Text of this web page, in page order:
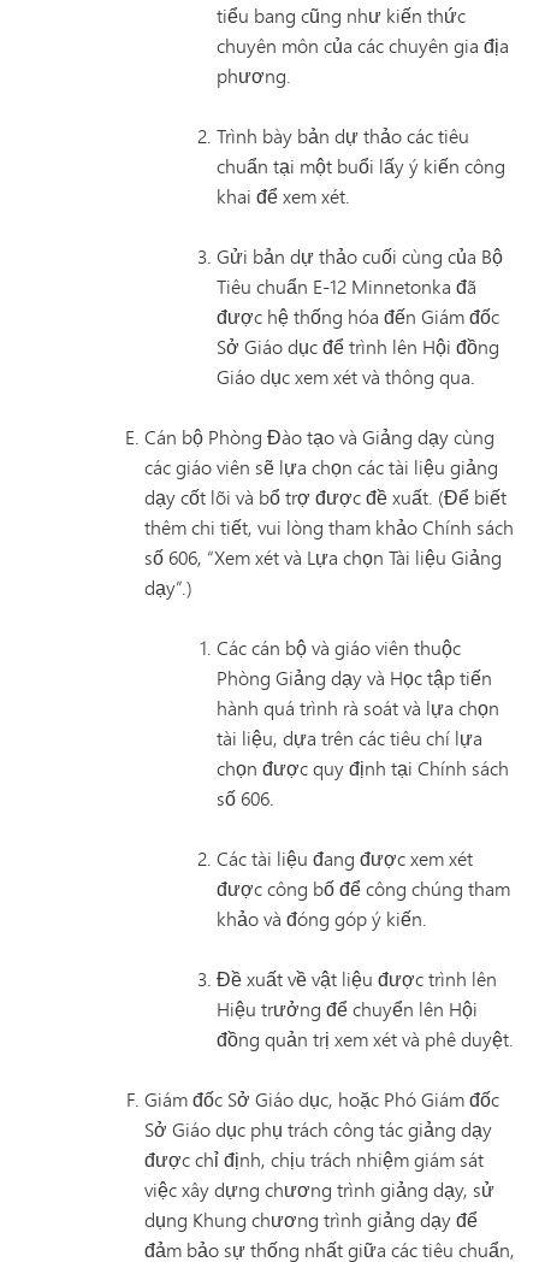
tiểu bang cũng như kiến thức
chuyên môn của các chuyên gia địa
phương.
Trình bày bản dự thảo các tiêu
chuẩn tại một buổi lấy ý kiến công
khai để xem xét.
Gửi bản dự thảo cuối cùng của Bộ
Tiêu chuẩn E-12 Minnetonka đã
được hệ thống hóa đến Giám đốc
Sở Giáo dục để trình lên Hội đồng
Giáo dục xem xét và thông qua.
Cán bộ Phòng Đào tạo và Giảng dạy cùng
các giáo viên sẽ lựa chọn các tài liệu giảng
dạy cốt lõi và bổ trợ được đề xuất. (Để biết
thêm chi tiết, vui lòng tham khảo Chính sách
số 606, “Xem xét và Lựa chọn Tài liệu Giảng
dạy”.)
Các cán bộ và giáo viên thuộc
Phòng Giảng dạy và Học tập tiến
hành quá trình rà soát và lựa chọn
tài liệu, dựa trên các tiêu chí lựa
chọn được quy định tại Chính sách
số 606.
Các tài liệu đang được xem xét
được công bố để công chúng tham
khảo và đóng góp ý kiến.
Đề xuất về vật liệu được trình lên
Hiệu trưởng để chuyển lên Hội
đồng quản trị xem xét và phê duyệt.
Giám đốc Sở Giáo dục, hoặc Phó Giám đốc
Sở Giáo dục phụ trách công tác giảng dạy
được chỉ định, chịu trách nhiệm giám sát
việc xây dựng chương trình giảng dạy, sử
dụng Khung chương trình giảng dạy để
đảm bảo sự thống nhất giữa các tiêu chuẩn,